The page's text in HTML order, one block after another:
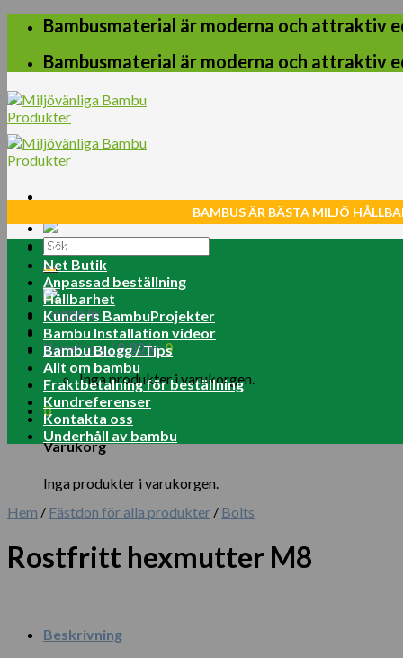
Skip
content
Bambusmaterial är moderna och attraktiv
Bambusmaterial är moderna och attraktiv
Sök
efter:
Logga in
Varukorg /0.00kr 0
Inga produkter i varukorgen.
0
Varukorg
Inga produkter i varukorgen.
BAMBUS ÄR BÄSTA MILJÖ
Home
Net Butik
Anpassad beställning
Hållbarhet
Kunders BambuProjekter
Bambu Installation videor
Bambu Blogg / Tips
Allt om bambu
Fraktbetalning för beställning
Kundreferenser
Kontakta oss
Underhåll av bambu
Hem / Fästdon för alla produkter / Bolts
Rostfritt hexmutter M8
Beskrivning